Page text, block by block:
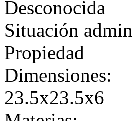
Desconocida
Situación
Propiedad
Dimensiones:
23.5x23.5x6